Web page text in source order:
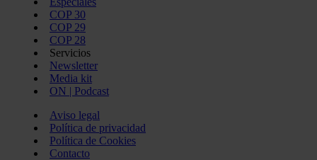
COP 30
COP 29
COP 28
Servicios
Newsletter
Media kit
ON | Podcast
Aviso legal
Política de privacidad
Política de Cookies
Contacto